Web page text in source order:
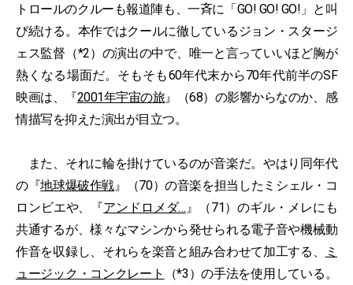
トロールのクルーも報道陣も、一斉に「GO! GO! GO!」と叫
び続ける。本作ではクールに徹しているジョン・スタージ
ェス監督（*2）の演出の中で、唯一と言っていいほど胸が
熱くなる場面だ。そもそも60年代末から70年代前半のSF
映画は、『2001年宇宙の旅』（68）の影響からなのか、感
情描写を抑えた演出が目立つ。
また、それに輪を掛けているのが音楽だ。やはり同年代
の『地球爆破作戦』（70）の音楽を担当したミシェル・コ
ロンビエや、『アンドロメダ…』（71）のギル・メレにも
共通するが、様々なマシンから発せられる電子音や機械動
作音を収録し、それらを楽音と組み合わせて加工する、
ミ
ュージック・コンクレート
（*3）の手法を使用している。